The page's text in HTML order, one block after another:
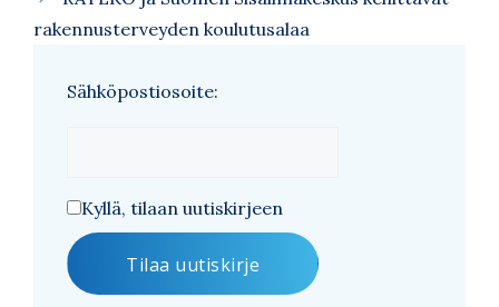
rakennusterveyden koulutusalaa
Sähköpostiosoite:
Kyllä, tilaan uutiskirjeen